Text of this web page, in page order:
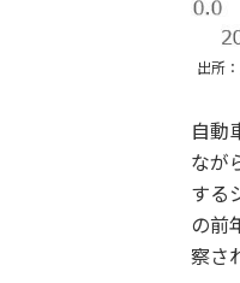
出所
自動
なが
する
の前
察さ